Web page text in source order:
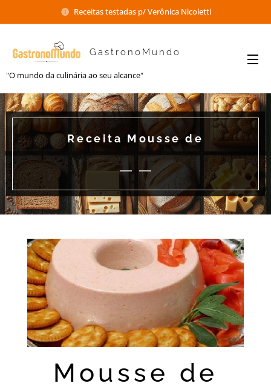
Receitas testadas p/ Verônica Nicoletti
GastronoMundo
"O mundo da culinária ao seu alcance"
Receita Mousse de
Mousse de